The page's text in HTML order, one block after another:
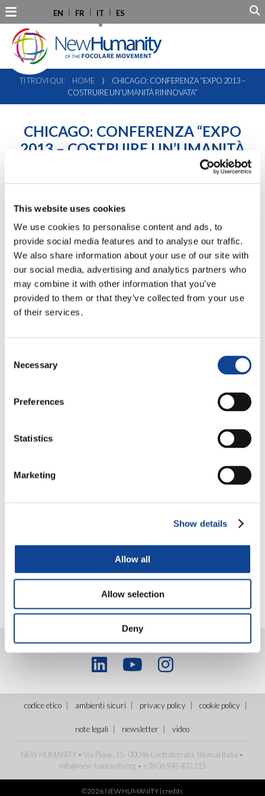
This website uses cookies
We use cookies to personalise content and ads, to
provide social media features and to analyse our traffic.
We also share information about your use of our site with
our social media, advertising and analytics partners who
may combine it with other information that you’ve
provided to them or that they’ve collected from your use
of their services.
Selection
Necessary
Preferences
Statistics
Marketing
Show details
Allow all
Allow selection
Deny
EN FR IT ES
TI TROVI QUI: HOME ⟩
CHICAGO: CONFERENZA “EXPO 2013 –
COSTRUIRE UN’UMANITÀ RINNOVATA”
CHICAGO: CONFERENZA “EXPO
2013 – COSTRUIRE UN’UMANITÀ
Alienazione. Apatia. Pronti per
Movimento Umanità Nuova
Sheraton O’Hare
Airport Hotel di Chicago dal 27 al 28 aprile.
della solidarietà, della generosità e della fraternità.
codice etico ambienti sicuri privacy policy cookie policy
note legali newsletter video
NEW HUMANITY • Via Piave, 15 - 00046 Grottaferrata, (Roma) Italia •
info@new-humanity.org• +39 06 945 407 215
©2026 NEW HUMANITY |credits